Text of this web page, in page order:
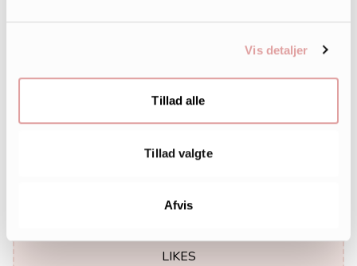
Vis detaljer
Tillad alle
Tillad valgte
Afvis
LIKES